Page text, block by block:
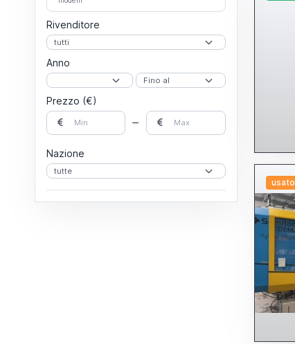
Rivenditore
Anno
Prezzo (€)
Nazione
usato